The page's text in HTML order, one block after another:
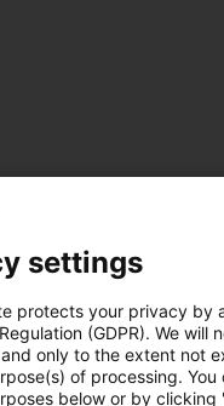
settings
protects your privacy by
(GDPR). We
only to the extent not
of processing.
below or by clicking